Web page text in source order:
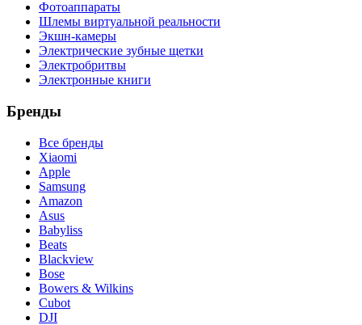
Фотоаппараты
Шлемы виртуальной реальности
Экшн-камеры
Электрические зубные щетки
Электробритвы
Электронные книги
Бренды
Все бренды
Xiaomi
Apple
Samsung
Amazon
Asus
Babyliss
Beats
Blackview
Bose
Bowers & Wilkins
Cubot
DJI